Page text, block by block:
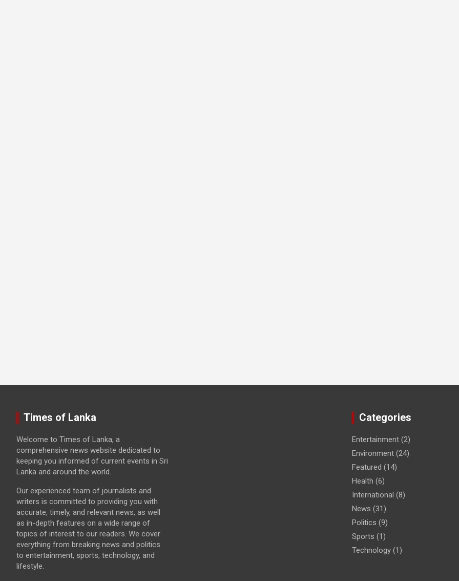
Times of Lanka
Welcome to Times of Lanka, a
comprehensive news website dedicated to
keeping you informed of current events in Sri
Lanka and around the world.
Our experienced team of journalists and
writers is committed to providing you with
accurate, timely, and relevant news, as well
as in-depth features on a wide range of
topics of interest to our readers. We cover
everything from breaking news and politics
to entertainment, sports, technology, and
lifestyle.
Categories
Entertainment (2)
Environment (24)
Featured (14)
Health (6)
International (8)
News (31)
Politics (9)
Sports (1)
Technology (1)